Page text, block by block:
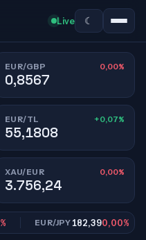
Live ☾
EUR/GBP 0,00%
0,8567
EUR/TL +0,07%
55,1808
XAU/EUR 0,00%
3.756,24
EUR/JPY182,390,00%